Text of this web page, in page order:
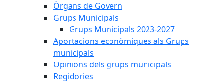
Òrgans de Govern
Grups Municipals
Grups Municipals 2023-2027
Aportacions econòmiques als Grups
municipals
Opinions dels grups municipals
Regidories